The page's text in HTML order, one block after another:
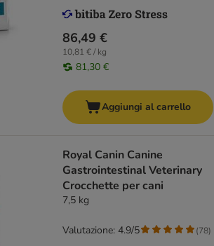
86,49 €
10,81 € / kg
81,30 €
Aggiungi al carrello
Royal Canin Canine
Gastrointestinal Veterinary
Crocchette per cani
7,5 kg
Valutazione: 4.9/5 (78)